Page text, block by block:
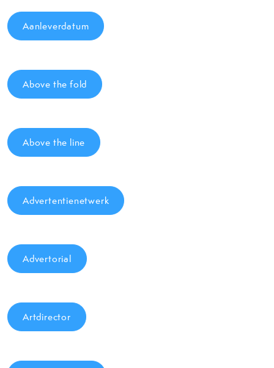
Aanleverdatum
Above the fold
Above the line
Advertentienetwerk
Advertorial
Artdirector